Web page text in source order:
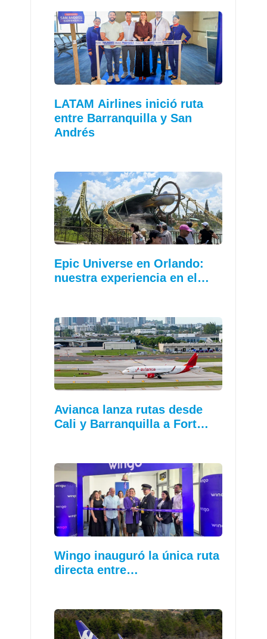
LATAM Airlines inició ruta
entre Barranquilla y San
Andrés
Epic Universe en Orlando:
nuestra experiencia en el…
Avianca lanza rutas desde
Cali y Barranquilla a Fort…
Wingo inauguró la única ruta
directa entre…